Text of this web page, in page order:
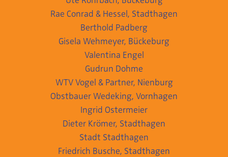
Rae Conrad & Hessel, Stadthagen
Berthold Padberg
Gisela Wehmeyer, Bückeburg
Valentina Engel
Gudrun Dohme
WTV Vogel & Partner, Nienburg
Obstbauer Wedeking, Vornhagen
Ingrid Ostermeier
Dieter Krömer, Stadthagen
Stadt Stadthagen
Friedrich Busche, Stadthagen